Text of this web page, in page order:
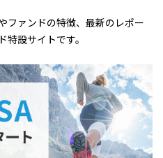
ファンドの特徴、最新のレポー
特設サイトです。